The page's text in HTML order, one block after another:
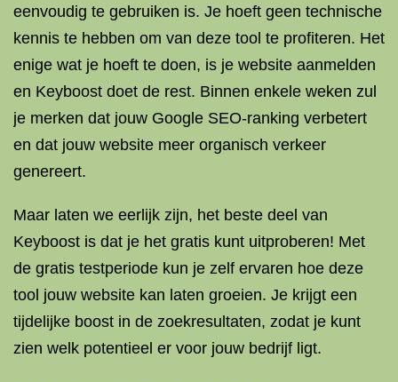
eenvoudig te gebruiken is. Je hoeft geen technische
kennis te hebben om van deze tool te profiteren. Het
enige wat je hoeft te doen, is je website aanmelden
en Keyboost doet de rest. Binnen enkele weken zul
je merken dat jouw Google SEO-ranking verbetert
en dat jouw website meer organisch verkeer
genereert.
Maar laten we eerlijk zijn, het beste deel van
Keyboost is dat je het gratis kunt uitproberen! Met
de gratis testperiode kun je zelf ervaren hoe deze
tool jouw website kan laten groeien. Je krijgt een
tijdelijke boost in de zoekresultaten, zodat je kunt
zien welk potentieel er voor jouw bedrijf ligt.